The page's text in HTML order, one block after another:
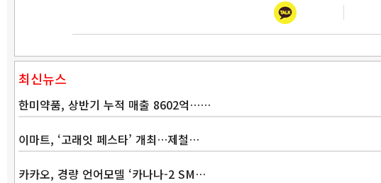
최신뉴스
한미약품, 상반기 누적 매출 8602억……
이마트, ‘고래잇 페스타’ 개최…제철…
카카오, 경량 언어모델 ‘카나나-2 SM…